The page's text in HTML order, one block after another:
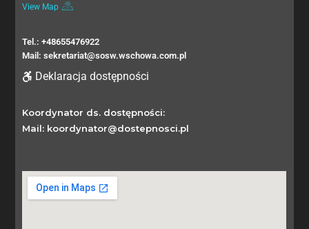
View Map
Tel.: +48655476922
Mail: sekretariat@sosw.wschowa.com.pl
Deklaracja dostępności
Koordynator ds. dostępności:
Mail: koordynator@dostepnosci.pl